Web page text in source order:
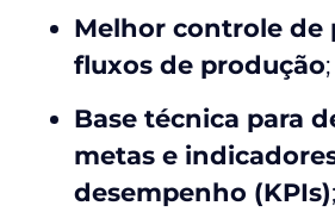
Melhor controle de
fluxos de produção;
Base técnica para
metas e
desempenho (KPIs);